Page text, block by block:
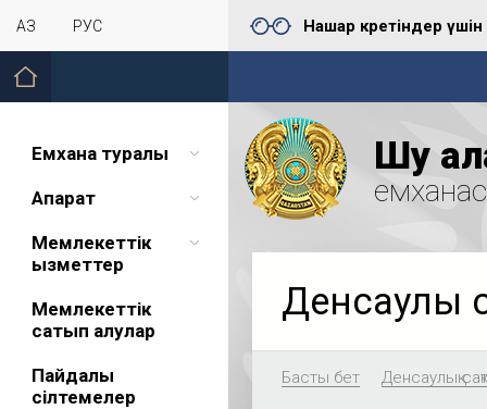
ҚАЗ РУС Нашар көретіндер үшін
Емхана туралы
Ақпарат
Мемлекеттік
қызметтер
Мемлекеттік
сатып алулар
Пайдалы
сілтемелер
Шу
Денсаулық
Басты бет Денсаулық